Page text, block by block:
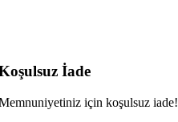
İade
için koşulsuz iade!